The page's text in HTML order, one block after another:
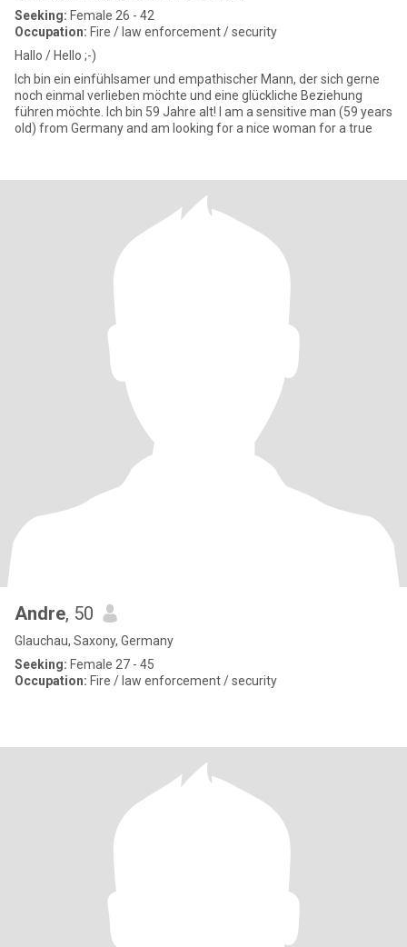
Seeking: Female 26 - 42
Occupation: Fire / law enforcement / security
Hallo / Hello ;-)
Ich bin ein einfühlsamer und empathischer Mann, der sich gerne
noch einmal verlieben möchte und eine glückliche Beziehung
führen möchte. Ich bin 59 Jahre alt! I am a sensitive man (59 years
old) from Germany and am looking for a nice woman for a true
Andre, 50
Glauchau, Saxony, Germany
Seeking: Female 27 - 45
Occupation: Fire / law enforcement / security